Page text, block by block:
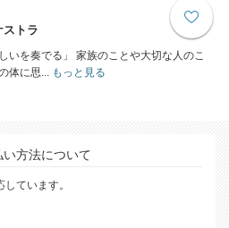
ストラ
いを奏でる」 家族のことや大切な人のこ
体に思...もっと見る
い方法について
ています。